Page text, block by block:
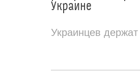
Украине
Украинцев держат